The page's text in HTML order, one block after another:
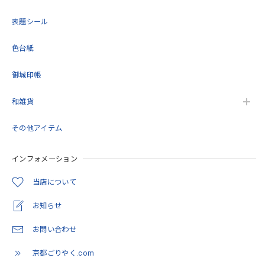
表題シール
色台紙
御城印帳
和雑貨
その他アイテム
インフォメーション
当店について
お知らせ
お問い合わせ
京都ごりやく.com
とても綺麗でした。 いろんな思いを…COLORで観た価値に
変わってたように… 隙間を穴埋めするような感覚が安心感
に。 繋がってるように思います。
います。 また機会がありましたらよろしくお願